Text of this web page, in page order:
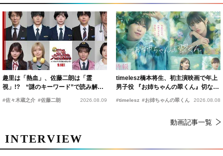
趣里は「熱血」、佐藤二朗は「霊
視」!? “謎のキーワード”で読み解く
『踊る大捜査線 N.E.W.』新メンバー
#佐々木蔵之介 #佐藤二朗 2026.08.09
timelesz橋本将生、初主演映画で年上
男子役 『お姉ちゃんの翠くん』切ない
恋の幕開けを予感
#timelesz #お姉ちゃんの翠くん 2026.08.08
動画記事一覧
INTERVIEW